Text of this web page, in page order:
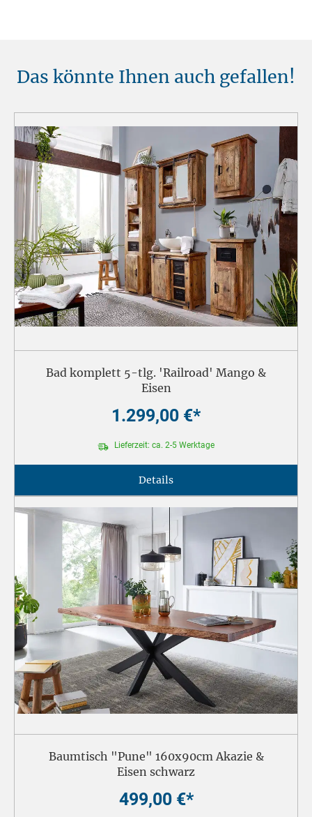
Das könnte Ihnen auch gefallen!
Bad komplett 5-tlg. 'Railroad' Mango &
Eisen
1.299,00 €*
Lieferzeit: ca. 2-5 Werktage
Details
Baumtisch "Pune" 160x90cm Akazie &
Eisen schwarz
499,00 €*